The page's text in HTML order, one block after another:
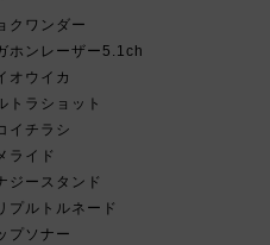
クワンダー
ホンレーザー5.1ch
オウイカ
トラショット
イチラシ
ライド
ジースタンド
プルトルネード
プソナー